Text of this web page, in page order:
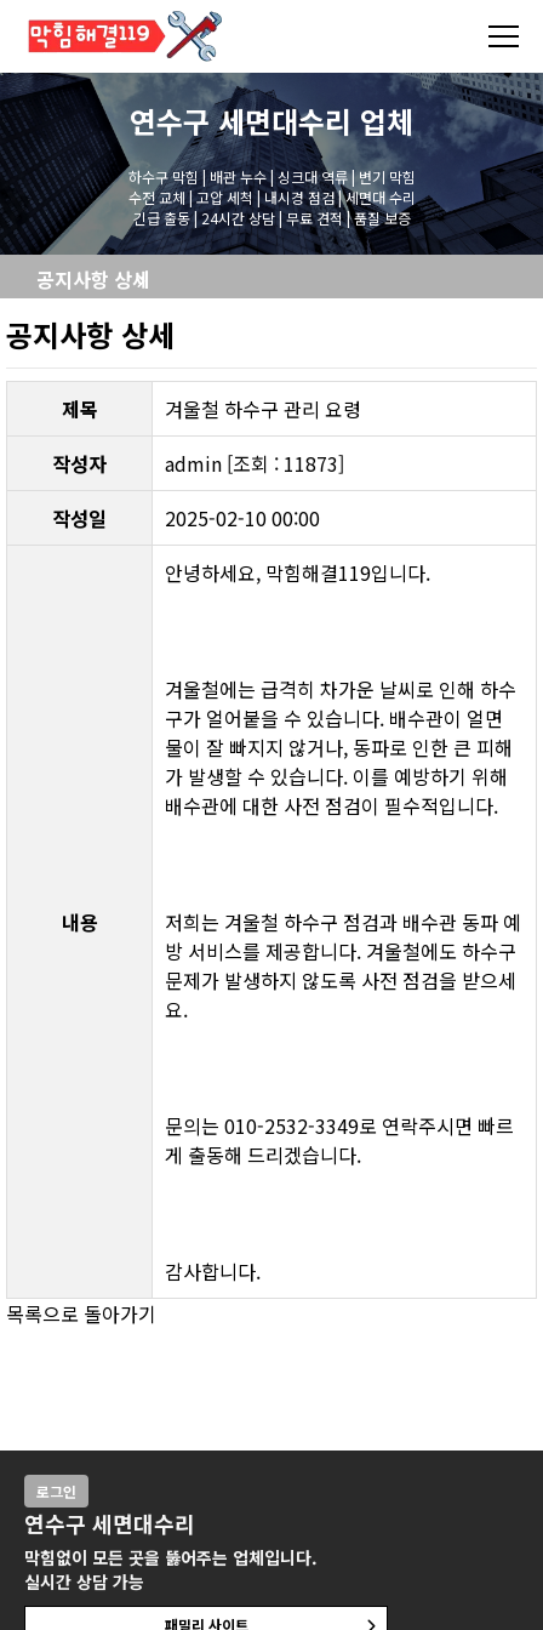
연수구 세면대수리업체
하수구 막힘 | 배관 누수 | 싱크대 역류 | 변기 막힘
수전 교체 | 고압 세척 | 내시경 점검 | 세면대 수리
긴급 출동 | 24시간 상담 | 무료 견적 | 품질 보증
공지사항 상세
공지사항 상세
제목
겨울철 하수구 관리 요령
작성자
admin [조회 : 11873]
작성일
2025-02-10 00:00
내용
안녕하세요, 막힘해결119입니다.
겨울철에는 급격히 차가운 날씨로 인해 하수
구가 얼어붙을 수 있습니다. 배수관이 얼면
물이 잘 빠지지 않거나, 동파로 인한 큰 피해
가 발생할 수 있습니다. 이를 예방하기 위해
배수관에 대한 사전 점검이 필수적입니다.
저희는 겨울철 하수구 점검과 배수관 동파 예
방 서비스를 제공합니다. 겨울철에도 하수구
문제가 발생하지 않도록 사전 점검을 받으세
요.
문의는 010-2532-3349로 연락주시면 빠르
게 출동해 드리겠습니다.
감사합니다.
목록으로 돌아가기
로그인
연수구 세면대수리
막힘없이 모든 곳을 뚫어주는 업체입니다.
실시간 상담 가능
패밀리 사이트